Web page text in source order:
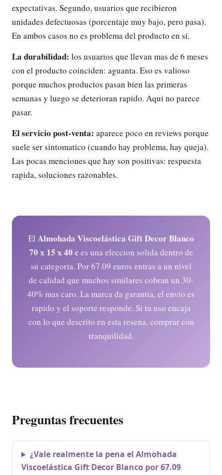
expectativas. Segundo, usuarios que recibieron
unidades defectuosas (porcentaje muy bajo, pero pasa).
En ambos casos no es problema del producto en si.
La durabilidad: los usuarios que llevan mas de 6 meses
con el producto coinciden: aguanta. Eso es valioso
porque muchos productos pasan bien las primeras
semanas y luego se deterioran rapido. Aqui no parece
pasar.
El servicio post-venta: aparece poco en reviews porque
suele ser sintomatico (cuando hay problema, hay queja).
Las pocas menciones que hay son positivas: respuesta
rapida, soluciones razonables.
El Almohada Viscoelástica Gift Decor Blanco
70 x 15 x 40 c es una eleccion solida dentro de
su categoria. Por 67.09 euros entras a un nivel
de calidad que muchos similares cobran un 30-
40% mas caro. La marca da garantia, el envio es
rapido y el soporte responde. Si tu uso encaja
con lo que descrito en esta resena, comprar con
tranquilidad.
Preguntas frecuentes
¿Vale realmente la pena el Almohada
Viscoelástica Gift Decor Blanco por 67.09